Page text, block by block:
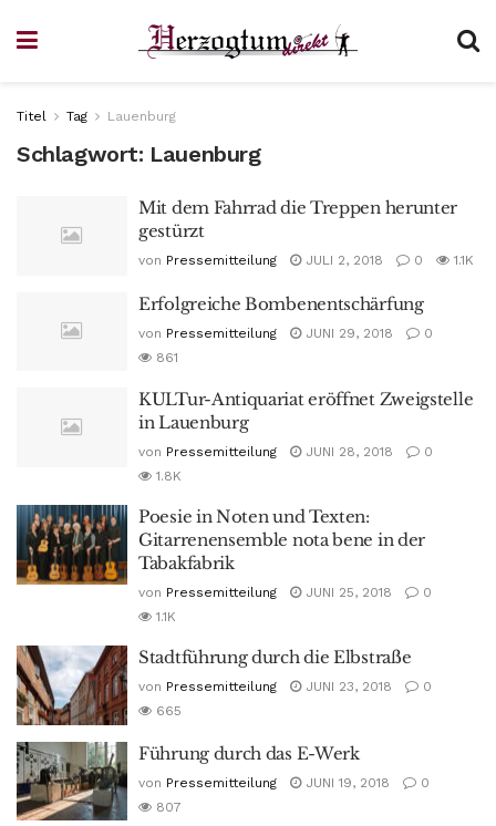
Titel Tag Lauenburg
Schlagwort: Lauenburg
Mit dem Fahrrad die Treppen herunter
gestürzt
von Pressemitteilung JULI 2, 2018 0 1.1K
Erfolgreiche Bombenentschärfung
von Pressemitteilung JUNI 29, 2018
0
861
KULTur-Antiquariat eröffnet Zweigstelle
in Lauenburg
von Pressemitteilung JUNI 28, 2018
0
1.8K
Poesie in Noten und Texten:
Gitarrenensemble nota bene in der
Tabakfabrik
von Pressemitteilung JUNI 25, 2018
0
1.1K
Stadtführung durch die Elbstraße
von Pressemitteilung JUNI 23, 2018
0
665
Führung durch das E-Werk
von Pressemitteilung JUNI 19, 2018
0
807